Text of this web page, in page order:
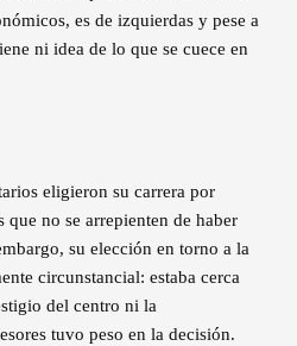
es de izquierdas y pese a
ni idea de lo que se cuece en
eligieron su carrera por
no se arrepienten de haber
su elección en torno a la
circunstancial: estaba cerca
del centro ni la
tuvo peso en la decisión.